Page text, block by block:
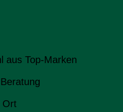
aus Top-Marken
Ort